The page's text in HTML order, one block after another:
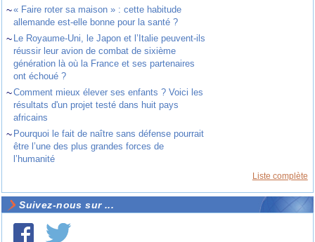
~« Faire roter sa maison » : cette habitude
allemande est-elle bonne pour la santé ?
~ Le Royaume-Uni, le Japon et l’Italie peuvent-ils
réussir leur avion de combat de sixième
génération là où la France et ses partenaires
ont échoué ?
~Comment mieux élever ses enfants ? Voici les
résultats d'un projet testé dans huit pays
africains
~ Pourquoi le fait de naître sans défense pourrait
être l’une des plus grandes forces de
l’humanité
Liste complète
Suivez-nous sur ...